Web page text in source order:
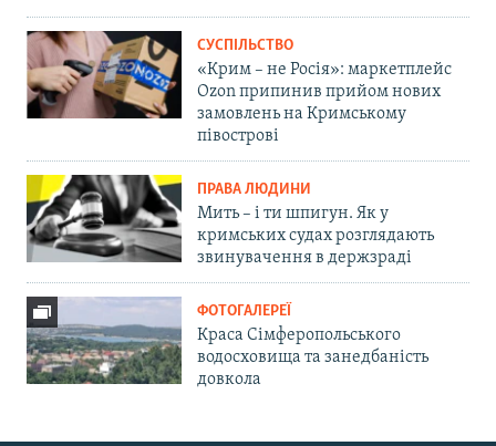
СУСПІЛЬСТВО
«Крим – не Росія»: маркетплейс
Ozon припинив прийом нових
замовлень на Кримському
півострові
ПРАВА ЛЮДИНИ
Мить – і ти шпигун. Як у
кримських судах розглядають
звинувачення в держзраді
ФОТОГАЛЕРЕЇ
Краса Сімферопольського
водосховища та занедбаність
довкола